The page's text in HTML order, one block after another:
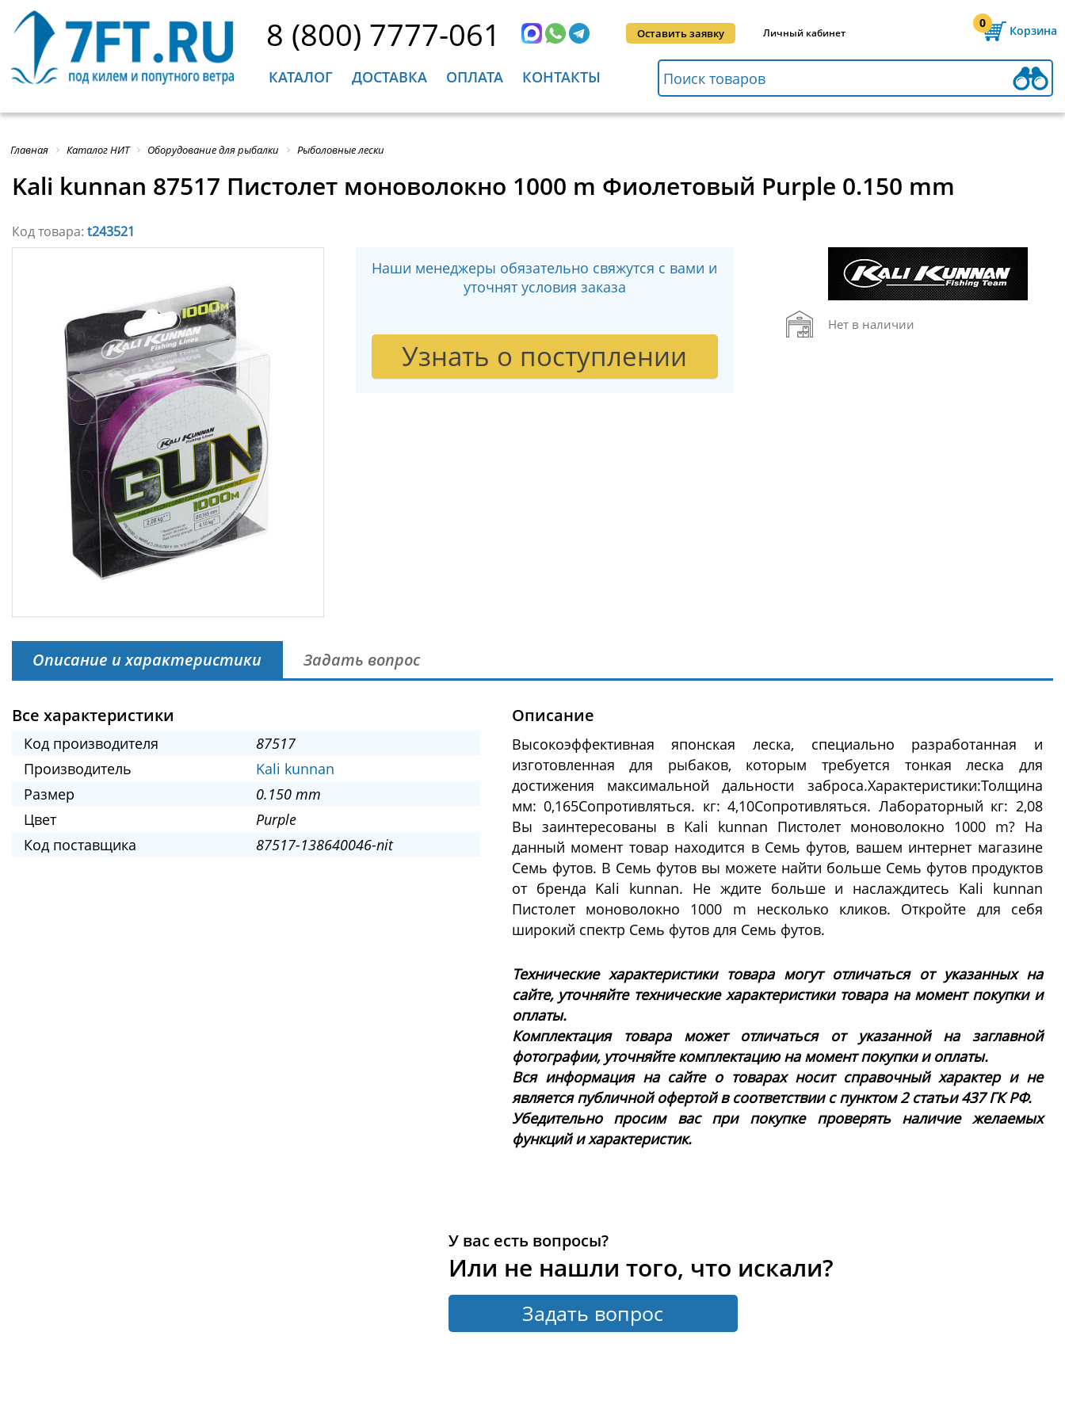
8 (800) 7777-061 Оставить заявку Личный кабинет
0
Корзина
КАТАЛОГ ДОСТАВКА ОПЛАТА КОНТАКТЫ
Главная Каталог НИТ Оборудование для рыбалки Рыболовные лески
Kali kunnan 87517 Пистолет моноволокно 1000 m Фиолетовый Purple 0.150 mm
Код товара: t243521
Наши менеджеры обязательно свяжутся с вами и
уточнят условия заказа
Узнать о поступлении
Нет в наличии
Описание и характеристики Задать вопрос
Все характеристики
Код производителя
87517
Производитель
Kali kunnan
Размер
0.150 mm
Цвет
Purple
Код поставщика
87517-138640046-nit
Описание
Высокоэффективная японская леска, специально разработанная и
изготовленная для рыбаков, которым требуется тонкая леска для
достижения максимальной дальности заброса.Характеристики:Толщина
мм: 0,165Сопротивляться. кг: 4,10Сопротивляться. Лабораторный кг: 2,08
Вы заинтересованы в Kali kunnan Пистолет моноволокно 1000 m? На
данный момент товар находится в Семь футов, вашем интернет магазине
Семь футов. В Семь футов вы можете найти больше Семь футов продуктов
от бренда Kali kunnan. Не ждите больше и наслаждитесь Kali kunnan
Пистолет моноволокно 1000 m несколько кликов. Откройте для себя
широкий спектр Семь футов для Семь футов.
Технические характеристики товара могут отличаться от указанных на
сайте, уточняйте технические характеристики товара на момент покупки и
оплаты.
Комплектация товара может отличаться от указанной на заглавной
фотографии, уточняйте комплектацию на момент покупки и оплаты.
Вся информация на сайте о товарах носит справочный характер и не
является публичной офертой в соответствии с пунктом 2 статьи 437 ГК РФ.
Убедительно просим вас при покупке проверять наличие желаемых
функций и характеристик.
У вас есть вопросы?
Или не нашли того, что искали?
Задать вопрос